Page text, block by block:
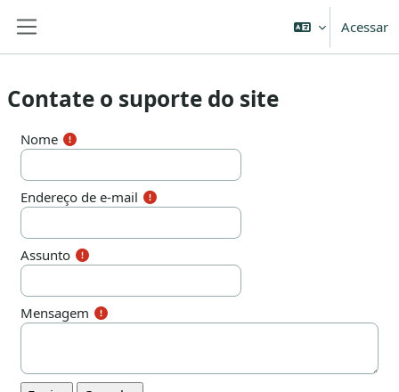
Acessar
Contate o suporte do site
Nome
Endereço de e-mail
Assunto
Mensagem